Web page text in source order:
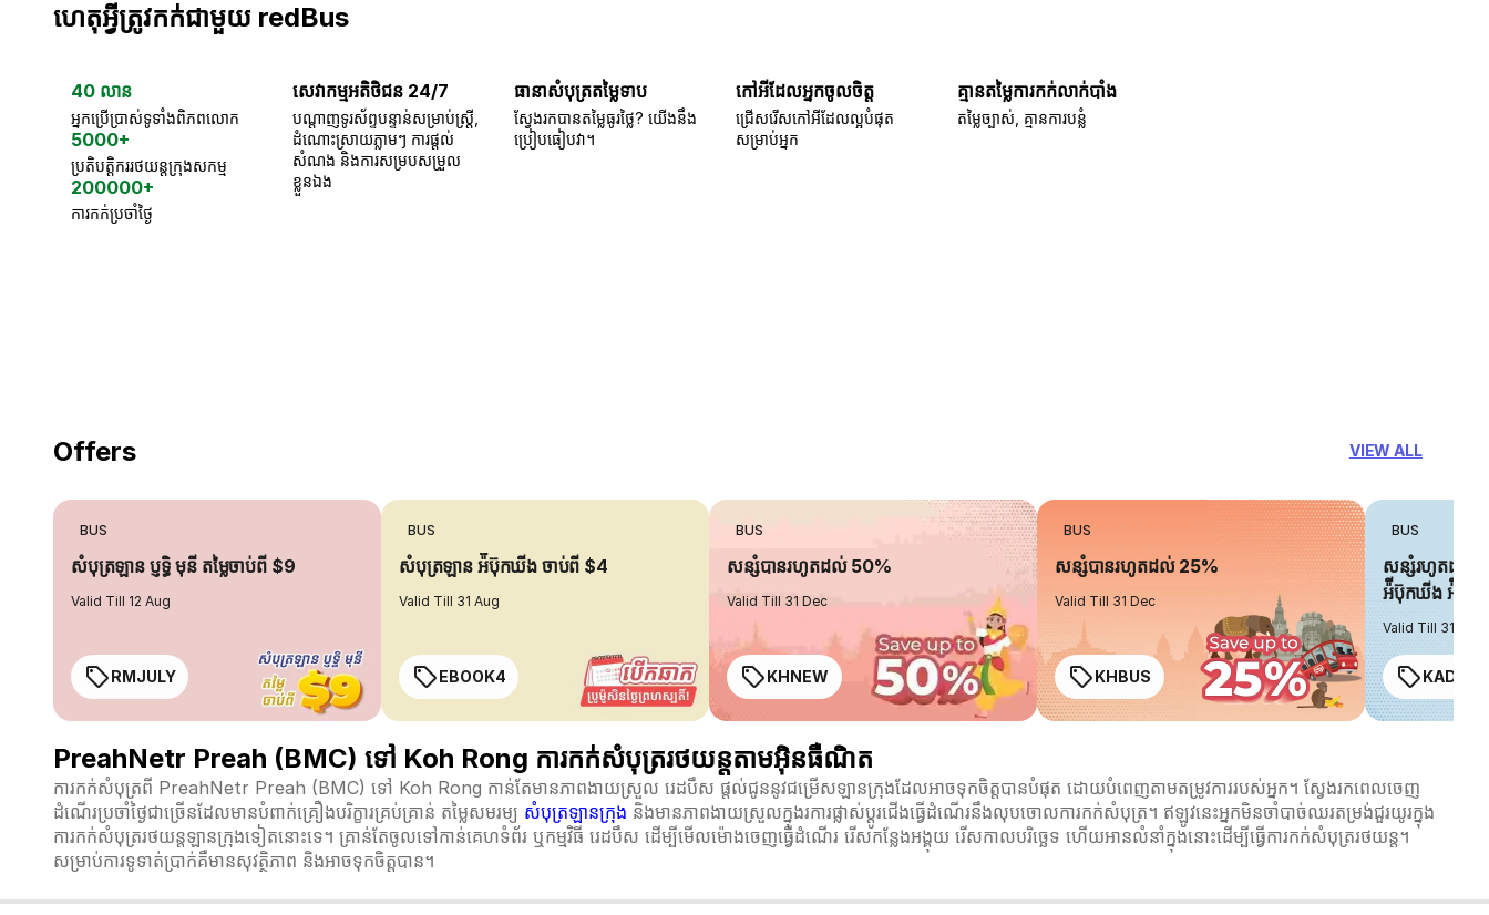
ហេតុអ្វីត្រូវកក់ជាមួយ redBus
40 លាន
អ្នកប្រើប្រាស់ទូទាំងពិភពលោក
5000+
ប្រតិបត្តិកររថយន្តក្រុងសកម្ម
200000+
ការកក់ប្រចាំថ្ងៃ
សេវាកម្មអតិថិជន 24/7
បណ្តាញទូរស័ព្ទបន្ទាន់សម្រាប់ស្ត្រី,
ដំណោះស្រាយភ្លាមៗ ការផ្តល់
សំណង និងការសម្របសម្រួល
ខ្លួនឯង
ធានាសំបុត្រតម្លៃទាប
ស្វែងរកបានតម្លៃធូរថ្លៃ? យើងនឹង
ប្រៀបធៀបវា។
កៅអីដែលអ្នកចូលចិត្ត
ជ្រើសរើសកៅអីដែលល្អបំផុត
សម្រាប់អ្នក
គ្មានតម្លៃការកក់លាក់បាំង
តម្លៃច្បាស់, គ្មានការបន្លំ
Offers VIEW ALL
BUS
សំបុត្រឡាន ប្ញទ្ធិ មុនី តម្លៃចាប់ពី $9
Valid Till 12 Aug
RMJULY
BUS
សំបុត្រឡាន អ៉ីប៊ុកឃីង ចាប់ពី $4
Valid Till 31 Aug
EBOOK4
BUS
សន្សំបានរហូតដល់ 50%
Valid Till 31 Dec
KHNEW
BUS
សន្សំបានរហូតដល់ 25%
Valid Till 31 Dec
KHBUS
BUS
សន្សំរហូតដល់
អ៉ីប៊ុកឃីង អ៉ិចប្
Valid Till 31 Dec
KADO20
PreahNetr Preah (BMC) ទៅ Koh Rong ការកក់សំបុត្ររថយន្តតាមអ៊ិនធឺណិត
ការកក់សំបុត្រពី PreahNetr Preah (BMC) ទៅ Koh Rong កាន់តែមានភាពងាយស្រួល រេដបឹស ផ្តល់ជូននូវជម្រើសឡានក្រុងដែលអាចទុកចិត្តបានបំផុត ដោយបំពេញតាមតម្រូវការរបស់អ្នក។ ស្វែងរកពេលចេញ
ដំណើរប្រចាំថ្ងៃជាច្រើនដែលមានបំពាក់គ្រឿងបរិក្ខារគ្រប់គ្រាន់ តម្លៃសមរម្យ សំបុត្រឡានក្រុង និងមានភាពងាយស្រួលក្នុងរការផ្លាស់ប្ដូរជើងធ្វើដំណើរនឹងលុបចោលការកក់សំបុត្រ។ ឥឡូវនេះអ្នកមិនចាំបាច់ឈរតម្រង់ជួរយូរក្នុង
ការកក់សំបុត្ររថយន្តឡានក្រុងទៀតនោះទេ។ គ្រាន់តែចូលទៅកាន់គេហទំព័រ ឬកម្មវិធី រេដបឹស ដើម្បីមើលម៉ោងចេញធ្វើដំណើរ រើសកន្លែងអង្គុយ រើសកាលបរិច្ឆេទ ហើយអានលំនាំក្នុងនោះដើម្បីធ្វើការកក់សំបុត្ររថយន្ត។
សម្រាប់ការទូទាត់ប្រាក់គឺមានសុវត្ថិភាព និងអាចទុកចិត្តបាន។